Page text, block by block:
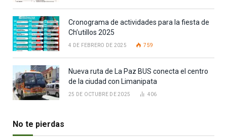
Cronograma de actividades para la fiesta de
Ch’utillos 2025
4 DE FEBRERO DE 2025 759
Nueva ruta de La Paz BUS conecta el centro
de la ciudad con Limanipata
25 DE OCTUBRE DE 2025 406
No te pierdas